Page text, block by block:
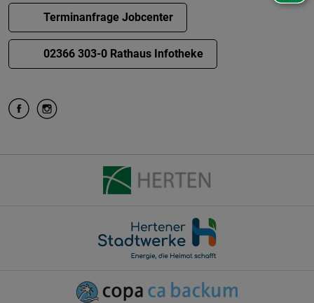
Terminanfrage Jobcenter
02366 303-0 Rathaus Infotheke